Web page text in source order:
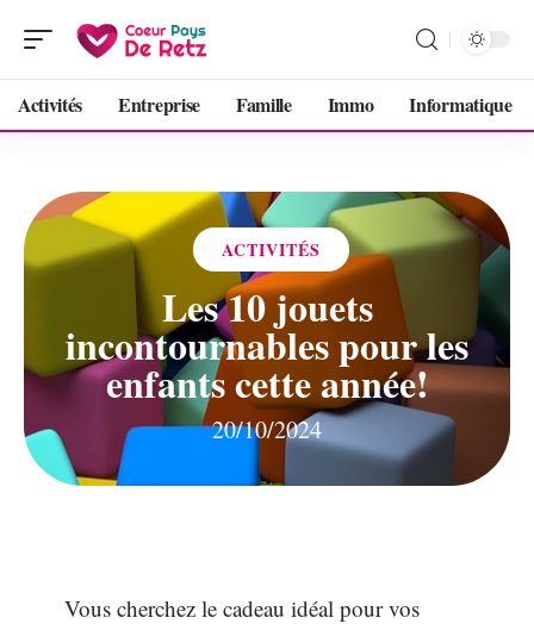
Activités Entreprise Famille Immo Informatique
ACTIVITÉS
Les 10 jouets
incontournables pour les
enfants cette année!
20/10/2024
Vous cherchez le cadeau idéal pour vos